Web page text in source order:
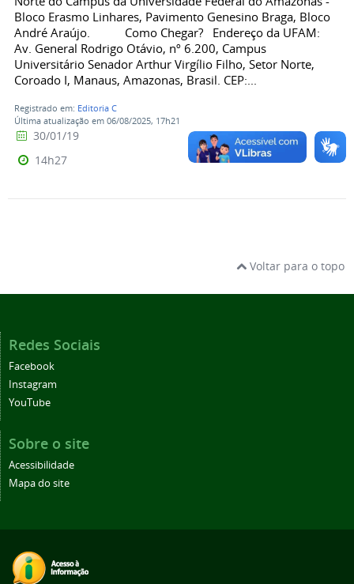
Bloco Erasmo Linhares, Pavimento Genesino Braga, Bloco
André Araújo. Como Chegar? Endereço da UFAM:
Av. General Rodrigo Otávio, nº 6.200, Campus
Universitário Senador Arthur Virgílio Filho, Setor Norte,
Coroado I, Manaus, Amazonas, Brasil. CEP:...
Registrado em: Editoria C
Última atualização em 06/08/2025, 17h21
30/01/19
14h27
Voltar para o topo
Redes Sociais
Facebook
Instagram
YouTube
Sobre o site
Acessibilidade
Mapa do site